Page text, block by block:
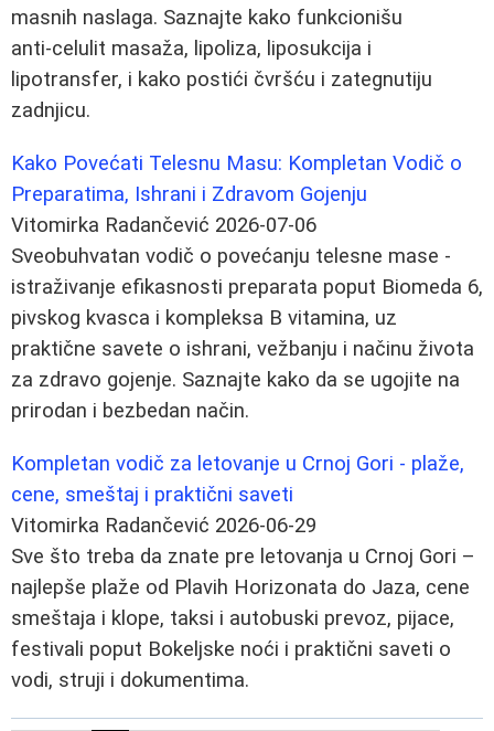
masnih naslaga. Saznajte kako funkcionišu
anti‑celulit masaža, lipoliza, liposukcija i
lipotransfer, i kako postići čvršću i zategnutiju
zadnjicu.
Kako Povećati Telesnu Masu: Kompletan Vodič o
Preparatima, Ishrani i Zdravom Gojenju
Vitomirka Radančević 2026-07-06
Sveobuhvatan vodič o povećanju telesne mase -
istraživanje efikasnosti preparata poput Biomeda 6,
pivskog kvasca i kompleksa B vitamina, uz
praktične savete o ishrani, vežbanju i načinu života
za zdravo gojenje. Saznajte kako da se ugojite na
prirodan i bezbedan način.
Kompletan vodič za letovanje u Crnoj Gori - plaže,
cene, smeštaj i praktični saveti
Vitomirka Radančević 2026-06-29
Sve što treba da znate pre letovanja u Crnoj Gori –
najlepše plaže od Plavih Horizonata do Jaza, cene
smeštaja i klope, taksi i autobuski prevoz, pijace,
festivali poput Bokeljske noći i praktični saveti o
vodi, struji i dokumentima.